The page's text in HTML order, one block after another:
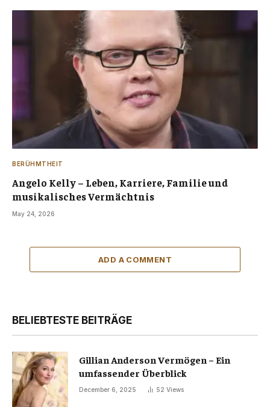
BERÜHMTHEIT
Angelo Kelly – Leben, Karriere, Familie und
musikalisches Vermächtnis
May 24, 2026
ADD A COMMENT
BELIEBTESTE BEITRÄGE
Gillian Anderson Vermögen – Ein
umfassender Überblick
December 6, 2025 52 Views